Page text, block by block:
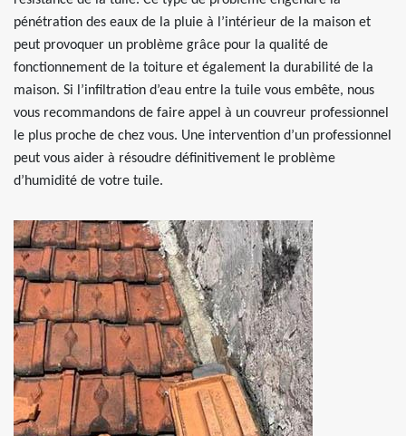
pénétration des eaux de la pluie à l’intérieur de la maison et
peut provoquer un problème grâce pour la qualité de
fonctionnement de la toiture et également la durabilité de la
maison. Si l’infiltration d’eau entre la tuile vous embête, nous
vous recommandons de faire appel à un couvreur professionnel
le plus proche de chez vous. Une intervention d’un professionnel
peut vous aider à résoudre définitivement le problème
d’humidité de votre tuile.